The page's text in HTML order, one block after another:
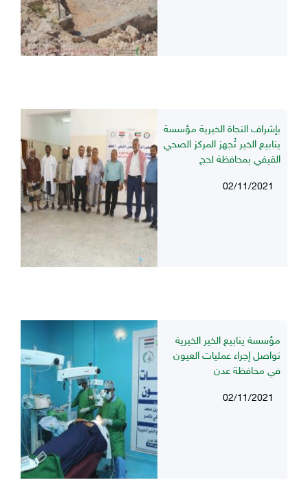
بإشراف النجاة الخيرية مؤسسة
ينابيع الخير تُجهز المركز الصحي
القيفي بمحافظة لحج
02/11/2021
مؤسسة ينابيع الخير الخيرية
تواصل إجراء عمليات العيون
في محافظة عدن
02/11/2021